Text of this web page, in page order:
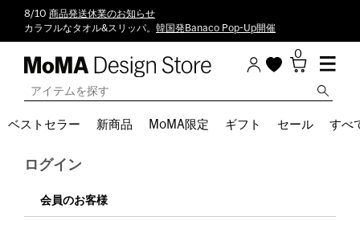
8/10 商品発送休業のお知らせ
カラフルなタオル&スリッパ。 韓国発Banaco Pop-Up開催
0
ベストセラー 新商品 MoMA限定 ギフト セール すべ
ログイン
会員のお客様